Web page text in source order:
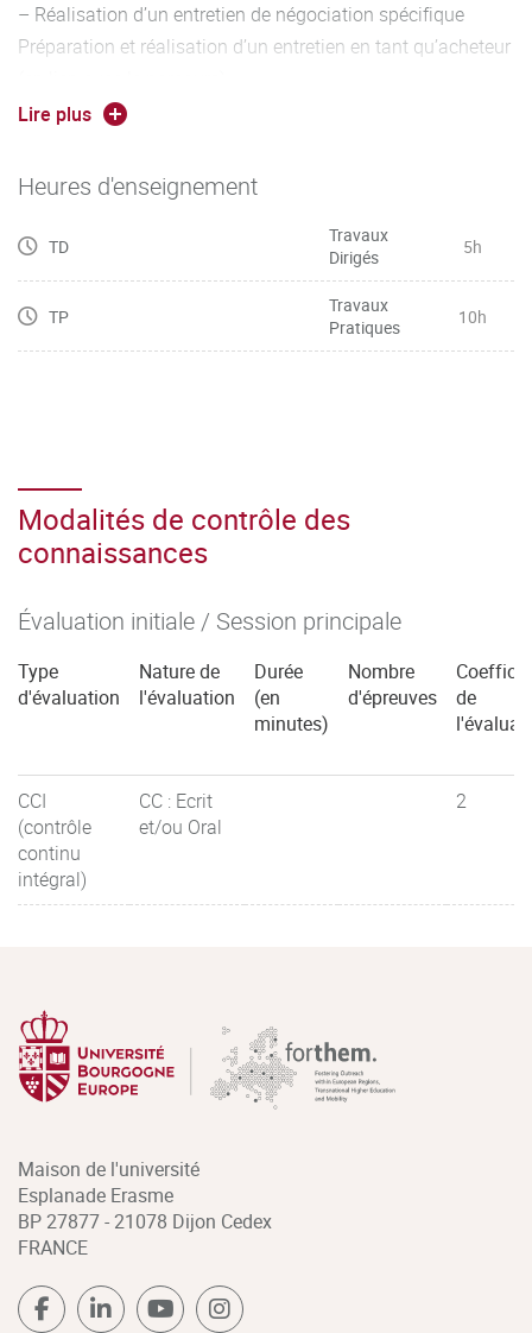
– Réalisation d’un entretien de négociation spécifique
Préparation et réalisation d’un entretien en tant qu’acheteur
– Identification des techniques d’un acheteur professionnel
négociation
– Jeux de rôle dans le contexte spécifique"
Lire plus
Heures d'enseignement
TD
Travaux
Dirigés
5h
TP
Travaux
Pratiques
10h
Modalités de contrôle des
connaissances
Évaluation initiale / Session principale
Type
d'évaluation
Nature de
l'évaluation
Durée
(en
minutes)
Nombre
d'épreuves
de
CCI
(contrôle
continu
intégral)
CC : Ecrit
et/ou Oral
2
Maison de l'université
Esplanade Erasme
BP 27877 - 21078 Dijon Cedex
FRANCE